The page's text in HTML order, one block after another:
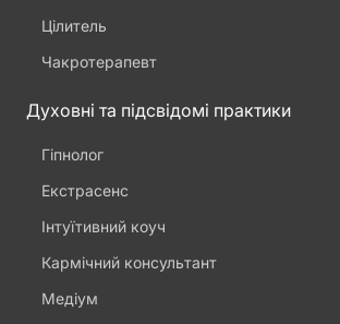
Цілитель
Чакротерапевт
Духовні та підсвідомі практики
Гіпнолог
Екстрасенс
Інтуїтивний коуч
Кармічний консультант
Медіум